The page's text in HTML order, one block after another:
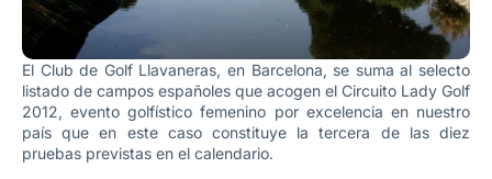
El Club de Golf Llavaneras, en Barcelona, se suma al selecto
listado de campos españoles que acogen el Circuito Lady Golf
2012, evento golfístico femenino por excelencia en nuestro
país que en este caso constituye la tercera de las diez
pruebas previstas en el calendario.